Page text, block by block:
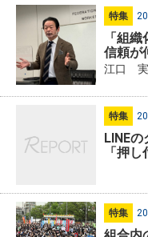
特集
「組
信頼が
江口 実
特集
LINE
「押
特集